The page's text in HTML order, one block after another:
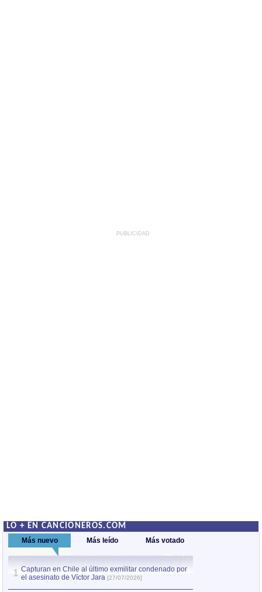
PUBLICIDAD
LO + EN CANCIONEROS.COM
Más nuevo Más leído Más votado
1 Capturan en Chile al último exmilitar condenado por
el asesinato de Víctor Jara [27/07/2026]